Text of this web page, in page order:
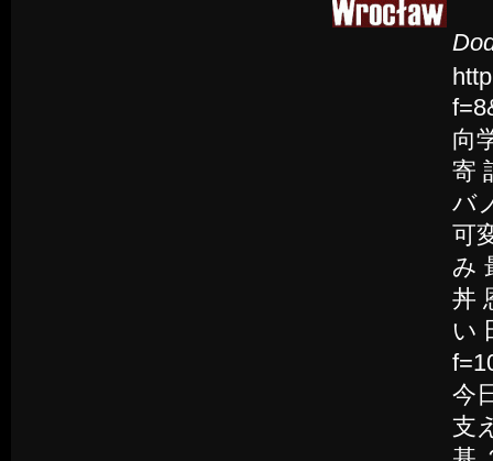
向
寄
バ
可
み
丼
い
今
支